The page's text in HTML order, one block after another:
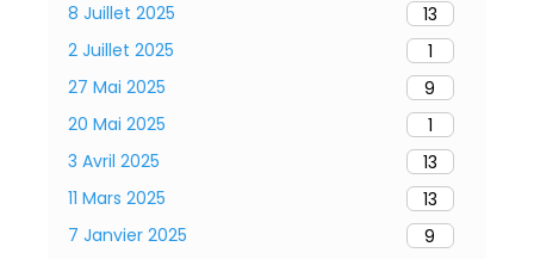
8 Juillet 2025
13
2 Juillet 2025
1
27 Mai 2025
9
20 Mai 2025
1
3 Avril 2025
13
11 Mars 2025
13
7 Janvier 2025
9